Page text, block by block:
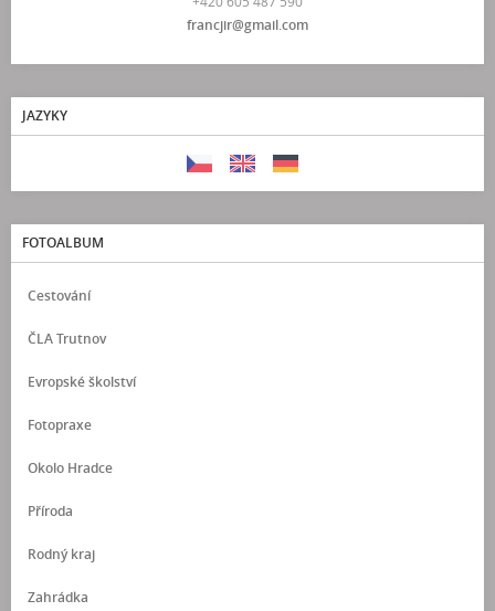
francjir@gmail.com
JAZYKY
FOTOALBUM
Cestování
ČLA Trutnov
Evropské školství
Fotopraxe
Okolo Hradce
Příroda
Rodný kraj
Zahrádka